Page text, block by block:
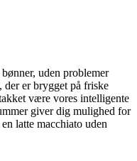
uden problemer
er brygget på friske
være vores intelligente
giver dig mulighed for
latte macchiato uden